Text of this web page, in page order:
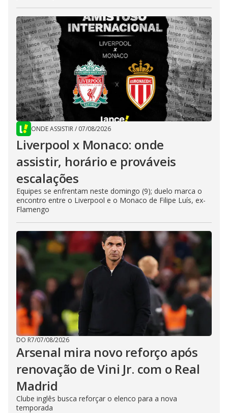
ONDE ASSISTIR/ 07/08/2026
Liverpool x Monaco: onde
assistir, horário e prováveis
escalações
Equipes se enfrentam neste domingo (9); duelo marca o
encontro entre o Liverpool e o Monaco de Filipe Luís, ex-
Flamengo
DO R7/07/08/2026
Arsenal mira novo reforço após
renovação de Vini Jr. com o Real
Madrid
Clube inglês busca reforçar o elenco para a nova
temporada